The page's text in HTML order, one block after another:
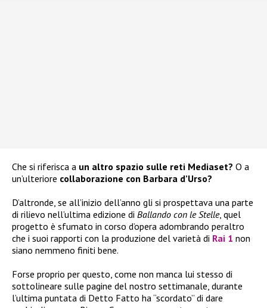
Che si riferisca a un altro spazio sulle reti Mediaset? O a
un’ulteriore collaborazione con Barbara d’Urso?
D’altronde, se all’inizio dell’anno gli si prospettava una parte
di rilievo nell’ultima edizione di Ballando con le Stelle, quel
progetto è sfumato in corso d’opera adombrando peraltro
che i suoi rapporti con la produzione del varietà di Rai 1 non
siano nemmeno finiti bene.
Forse proprio per questo, come non manca lui stesso di
sottolineare sulle pagine del nostro settimanale, durante
l’ultima puntata di Detto Fatto ha “scordato” di dare